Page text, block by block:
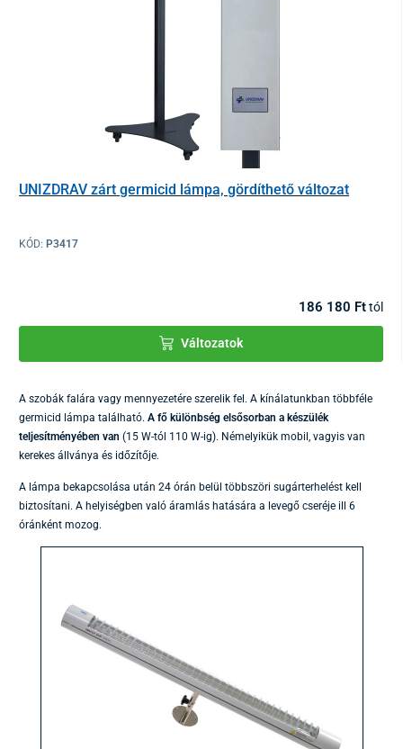
UNIZDRAV zárt germicid lámpa, gördíthető változat
KÓD: P3417
186 180 Fttól
Változatok
A szobák falára vagy mennyezetére szerelik fel. A kínálatunkban többféle
germicid lámpa található. A fő különbség elsősorban a készülék
teljesítményében van (15 W-tól 110 W-ig). Némelyikük mobil, vagyis van
kerekes állványa és időzítője.
A lámpa bekapcsolása után 24 órán belül többszöri sugárterhelést kell
biztosítani. A helyiségben való áramlás hatására a levegő cseréje ill 6
óránként mozog.